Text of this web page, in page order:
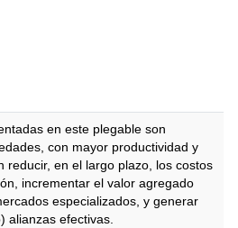
en este plegable son
con mayor productividad y
reducir, en el largo plazo, los costos
incrementar el valor agregado
especializados, y generar
alianzas efectivas.